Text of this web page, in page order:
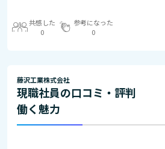
共感した
0
参考になった
0
藤沢工業株式会社
現職社員の口コミ・評判
働く魅力